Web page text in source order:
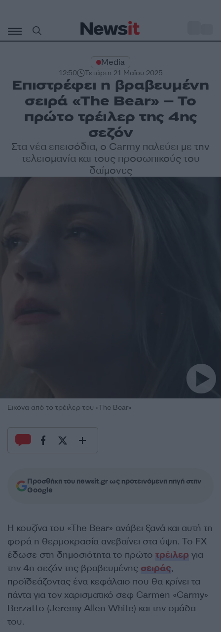
περιεχόμενο
Media
12:50 Τετάρτη 21 Μαΐου 2025
Επιστρέφει η βραβευμένη
σειρά «The Bear» – Το
πρώτο τρέιλερ της 4ης
σεζόν
Στα νέα επεισόδια, ο Carmy παλεύει με την
τελειομανία και τους προσωπικούς του
δαίμονες
Εικόνα από το τρέιλερ του «The Bear»
Προσθήκη του newsit.gr ως προτεινόμενη πηγή στην
Google
Η κουζίνα του «The Bear» ανάβει ξανά και αυτή τη
φορά η θερμοκρασία ανεβαίνει στα ύψη. Το FX
έδωσε στη δημοσιότητα το πρώτο τρέιλερ για
την 4η σεζόν της βραβευμένης σειράς,
προϊδεάζοντας ένα κεφάλαιο που θα κρίνει τα
πάντα για τον χαρισματικό σεφ Carmen «Carmy»
Berzatto (Jeremy Allen White) και την ομάδα
του.